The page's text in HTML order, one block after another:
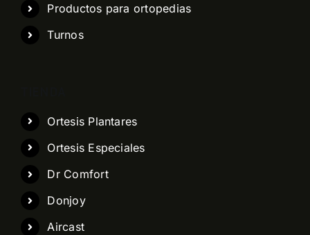
Productos para ortopedias
Turnos
Ortesis Plantares
Ortesis Especiales
Dr Comfort
Donjoy
Aircast